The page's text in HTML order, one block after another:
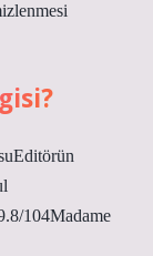
104Madame